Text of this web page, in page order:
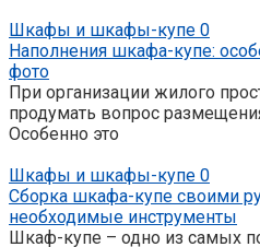
Шкафы и шкафы-купе 0
Наполнения шкафа-купе:
фото
При организации жилого
продумать вопрос
Особенно это
Шкафы и шкафы-купе 0
Сборка шкафа-купе своими
необходимые инструменты
Шкаф-купе – одно из самых